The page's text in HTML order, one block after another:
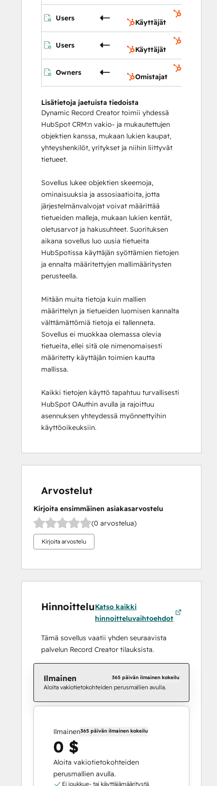
Users
Käyttäjät
Users
Käyttäjät
Owners
Omistajat
Lisätietoja jaetuista tiedoista
Dynamic Record Creator toimii yhdessä
HubSpot CRM:n vakio- ja mukautettujen
objektien kanssa, mukaan lukien kaupat,
yhteyshenkilöt, yritykset ja niihin liittyvät
tietueet.
Sovellus lukee objektien skeemoja,
ominaisuuksia ja assosiaatioita, jotta
järjestelmänvalvojat voivat määrittää
tietueiden malleja, mukaan lukien kentät,
oletusarvot ja hakusuhteet. Suorituksen
aikana sovellus luo uusia tietueita
HubSpotissa käyttäjän syöttämien tietojen
ja ennalta määritettyjen mallimääritysten
perusteella.
Mitään muita tietoja kuin mallien
määrittelyn ja tietueiden luomisen kannalta
välttämättömiä tietoja ei tallenneta.
Sovellus ei muokkaa olemassa olevia
tietueita, ellei sitä ole nimenomaisesti
määritetty käyttäjän toimien kautta
mallissa.
Kaikki tietojen käyttö tapahtuu turvallisesti
HubSpot OAuthin avulla ja rajoittuu
asennuksen yhteydessä myönnettyihin
käyttöoikeuksiin.
Arvostelut
Kirjoita ensimmäinen asiakasarvostelu
(0 arvostelua)
Kirjoita arvostelu
HinnoitteluKatso kaikki
hinnoitteluvaihtoehdot
Tämä sovellus vaatii yhden seuraavista
palvelun Record Creator tilauksista.
Ilmainen 365 päivän ilmainen kokeilu
Aloita vakiotietokohteiden perusmallien avulla.
Ilmainen365 päivän ilmainen kokeilu
0 $
Aloita vakiotietokohteiden
perusmallien avulla.
Ei joukkue- tai käyttäjämääritystä